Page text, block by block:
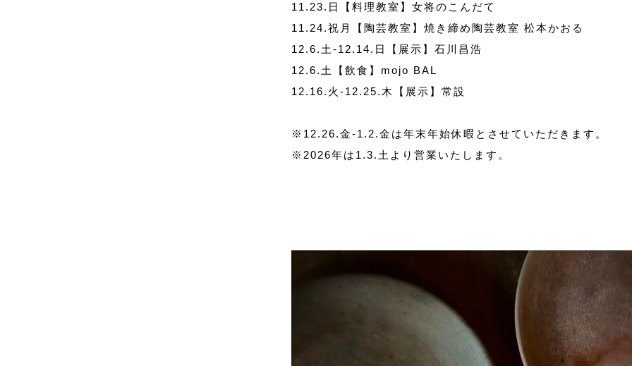
11.23.日【料理教室】女将のこんだて
11.24.祝月【陶芸教室】焼き締め陶芸教室 松本かおる
12.6.土-12.14.日【展示】石川昌浩
12.6.土【飲食】mojo BAL
12.16.火-12.25.木【展示】常設
※12.26.金-1.2.金は年末年始休暇とさせていただきます。
※2026年は1.3.土より営業いたします。